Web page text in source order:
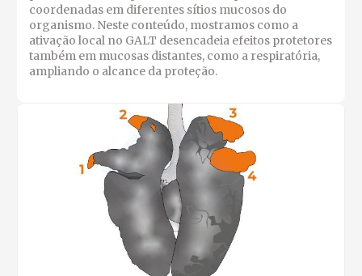
coordenadas em diferentes sítios mucosos do
organismo. Neste conteúdo, mostramos como a
ativação local no GALT desencadeia efeitos protetores
também em mucosas distantes, como a respiratória,
ampliando o alcance da proteção.